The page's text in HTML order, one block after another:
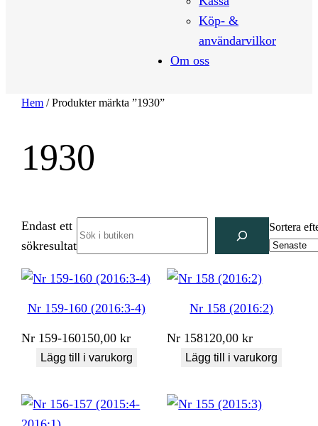
Köp- &
användarvilkor
Om oss
Hem / Produkter märkta ”1930”
1930
Endast ett
sökresultat
Sortera
Nr 159-160 (2016:3-4)
Nr 159-160150,00kr
Lägg till i varukorg
Nr 158 (2016:2)
Nr 158120,00kr
Lägg till i varukorg